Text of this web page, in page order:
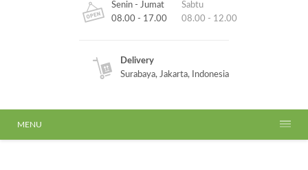
Senin - Jumat
08.00 - 17.00
Sabtu
08.00 - 12.00
Delivery
Surabaya, Jakarta, Indonesia
MENU